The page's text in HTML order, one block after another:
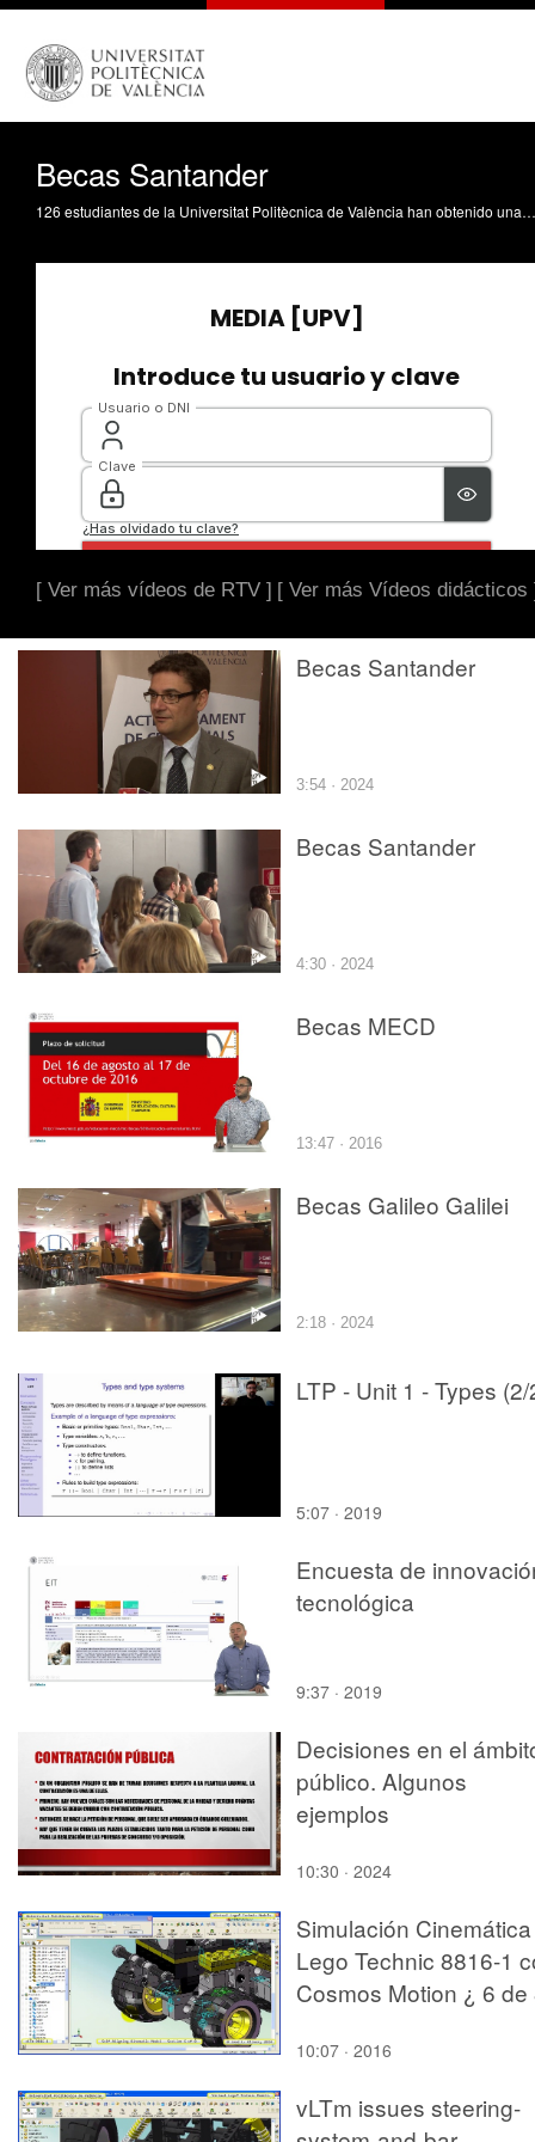
Becas Santander
126 estudiantes de la Universitat Politècnica de València han obtenido una beca Santander gracias al programa Santander Universidades. Una parte continuará sus estudios en instituciones iberoamericanas; otra lo hará en una universidad de los Estados Unidos, y el resto ya han realizado prácticas en empresas.
[ Ver más vídeos de RTV ] [ Ver más Vídeos didácticos
Becas Santander
3:54 · 2024
Becas Santander
4:30 · 2024
Becas MECD
13:47 · 2016
Becas Galileo Galilei
2:18 · 2024
LTP - Unit 1 - Types
5:07 · 2019
Encuesta de
tecnológica
9:37 · 2019
Decisiones en el
público. Algunos
ejemplos
10:30 · 2024
Simulación Cinemática
Lego Technic 8816-1
Cosmos Motion ¿ 6 de
10:07 · 2016
vLTm issues steering-